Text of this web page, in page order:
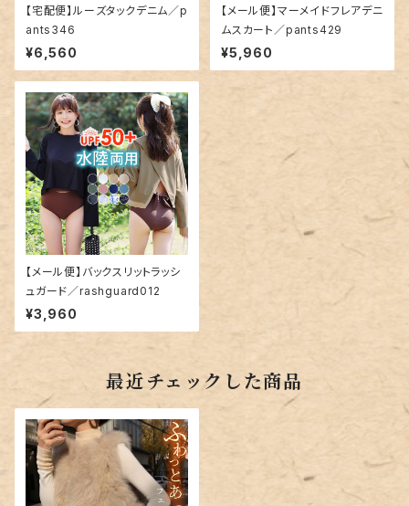
【宅配便】ルーズタックデニム／p
ants346
¥6,560
【メール便】マーメイドフレアデニ
ムスカート／pants429
¥5,960
【メール便】バックスリットラッシ
ュガード／rashguard012
¥3,960
最近チェックした商品